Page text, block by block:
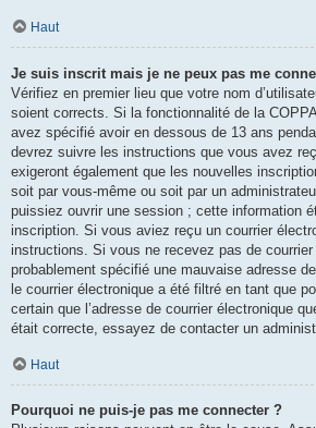
Haut
Je suis inscrit mais je ne peux pas me
Vérifiez en premier lieu que votre nom
soient corrects. Si la fonctionnalité de la
avez spécifié avoir en dessous de 13 ans
devrez suivre les instructions que vous avez
exigeront également que les nouvelles
soit par vous-même ou soit par un
puissiez ouvrir une session ; cette information
inscription. Si vous aviez reçu un courrier
instructions. Si vous ne recevez pas de
probablement spécifié une mauvaise adresse
le courrier électronique a été filtré en tant que
certain que l’adresse de courrier électronique
était correcte, essayez de contacter un
Haut
Pourquoi ne puis-je pas me connecter ?